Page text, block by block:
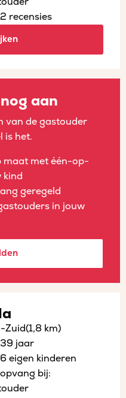
2 recensies
aan
van de gastouder
is het.
maat met één-op-
kind
geregeld
in jouw
Zuid(1,8 km)
39 jaar
6 eigen kinderen
opvang bij: